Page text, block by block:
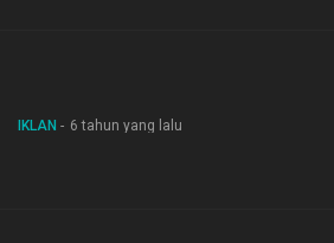
IKLAN 6 tahun yang lalu